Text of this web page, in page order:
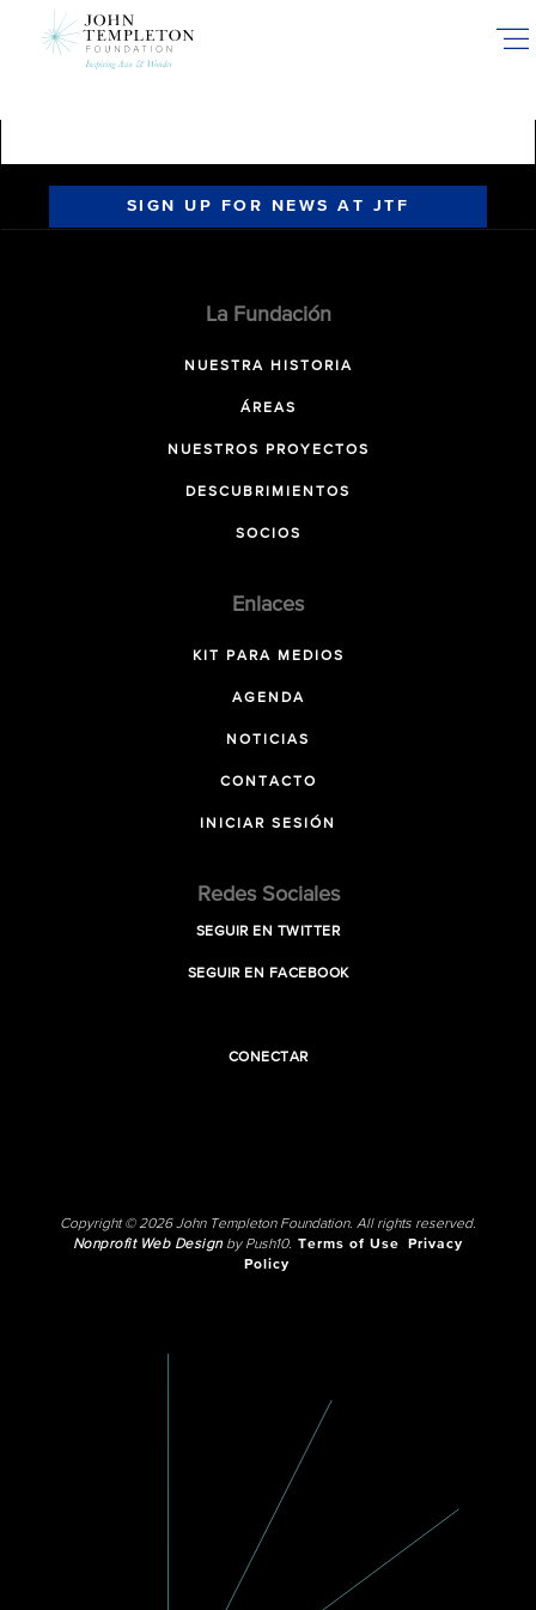
SIGN UP FOR NEWS AT JTF
La Fundación
NUESTRA HISTORIA
ÁREAS
NUESTROS PROYECTOS
DESCUBRIMIENTOS
SOCIOS
Enlaces
KIT PARA MEDIOS
AGENDA
NOTICIAS
CONTACTO
INICIAR SESIÓN
Redes Sociales
SEGUIR EN TWITTER
SEGUIR EN FACEBOOK
CONECTAR
Copyright © 2026 John Templeton Foundation. All rights reserved.
Nonprofit Web Designby Push10. Terms of Use
Privacy
Policy